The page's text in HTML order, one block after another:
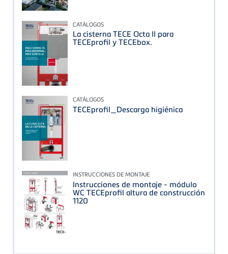
CATÁLOGOS
La cisterna TECE Octa II para
TECEprofil y TECEbox.
CATÁLOGOS
TECEprofil_Descarga higiénica
INSTRUCCIONES DE MONTAJE
Instrucciones de montaje - módulo
WC TECEprofil altura de construcción
1120